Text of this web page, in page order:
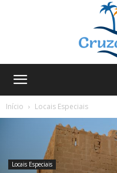
Início
Locais Especiais
Locais Especiais